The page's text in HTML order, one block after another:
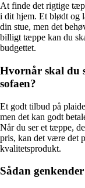
At finde det rigtige
i dit hjem. Et blødt og
din stue, men det
billigt tæppe kan du
budgettet.
Hvornår skal du
sofaen?
Et godt tilbud på
men det kan godt
Når du ser et tæppe,
pris, kan det være det
kvalitetsprodukt.
Sådan